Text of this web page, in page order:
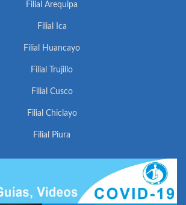
Filial Arequipa
Filial Ica
Filial Huancayo
Filial Trujillo
Filial Cusco
Filial Chiclayo
Filial Piura